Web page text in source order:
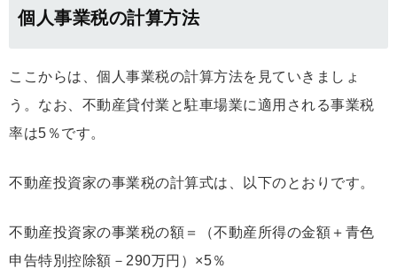
個人事業税の計算方法
ここからは、個人事業税の計算方法を見ていきましょ
う。なお、不動産貸付業と駐車場業に適用される事業税
率は5％です。
不動産投資家の事業税の計算式は、以下のとおりです。
不動産投資家の事業税の額＝（不動産所得の金額＋青色
申告特別控除額－290万円）×5％